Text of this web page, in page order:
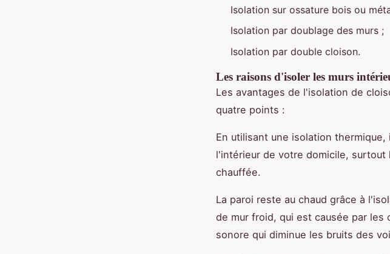
Isolation sur ossature bois ou
Isolation par doublage des murs ;
Isolation par double cloison.
Les raisons d'isoler les murs
Les avantages de l'isolation de
quatre points :
En utilisant une isolation
l'intérieur de votre domicile,
chauffée.
La paroi reste au chaud grâce à
de mur froid, qui est causée par
sonore qui diminue les bruits des